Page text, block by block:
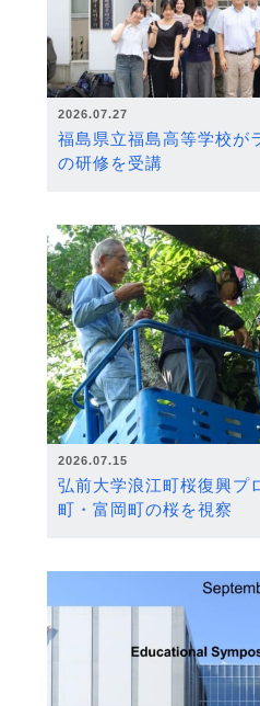
2026.07.27
福島県立福島高等学校が
の研修を受講
2026.07.15
弘前大学浪江町桜復興
町・富岡町の桜を視察